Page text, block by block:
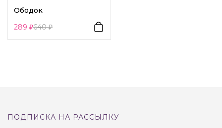
Ободок
289
640
ПОДПИСКА НА РАССЫЛКУ